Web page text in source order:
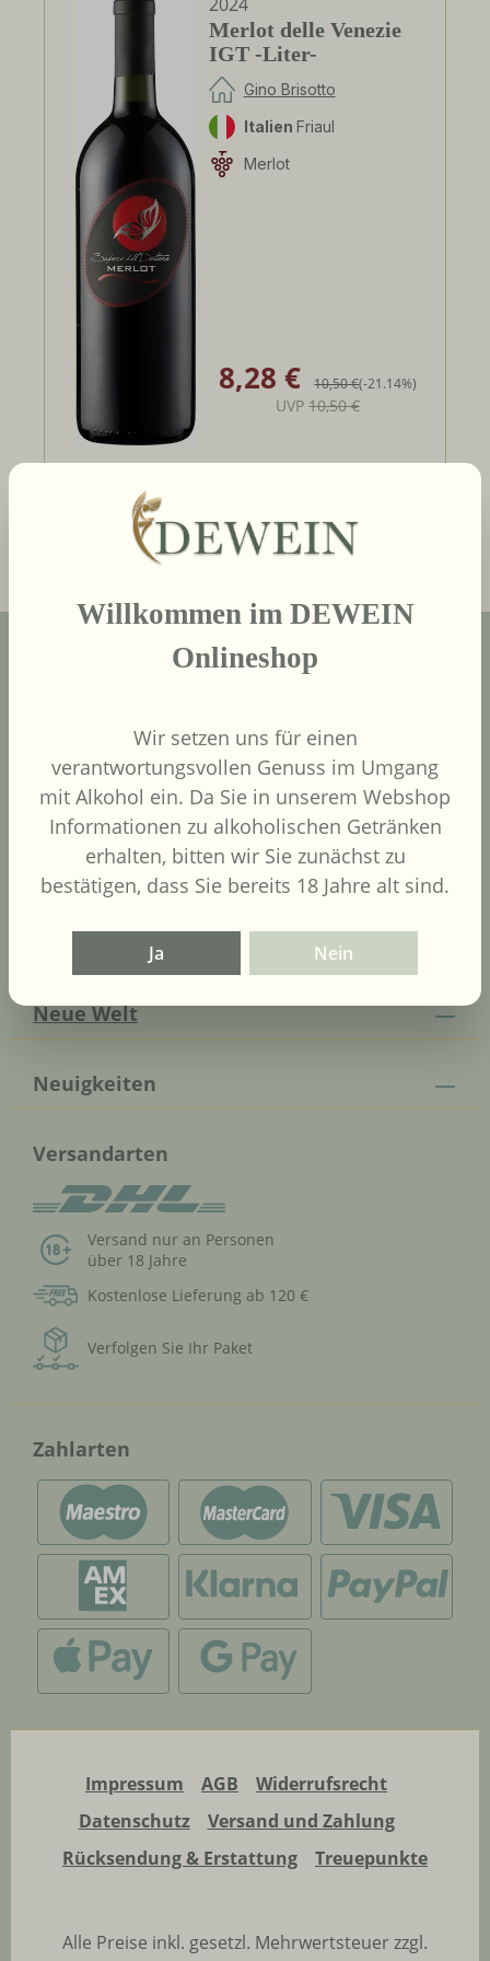
Merlot delle Venezie
IGT -Liter-
Gino Brisotto
Italien Friaul
Merlot
Verkaufspreis:
8,28 € Regulärer Preis:
10,50 €(-21.14%)
UVP10,50 €
Kontaktiere uns
Weine
Neue Welt
Neuigkeiten
Versandarten
Versand nur an Personen
über 18 Jahre
Kostenlose Lieferung ab 120 €
Verfolgen Sie Ihr Paket
Zahlarten
Impressum AGB
Widerrufsrecht
Datenschutz
Versand und Zahlung
Rücksendung & Erstattung
Treuepunkte
Alle Preise inkl. gesetzl. Mehrwertsteuer zzgl.
Willkommen im DEWEIN
Onlineshop
Wir setzen uns für einen
verantwortungsvollen Genuss im Umgang
mit Alkohol ein. Da Sie in unserem Webshop
Informationen zu alkoholischen Getränken
erhalten, bitten wir Sie zunächst zu
bestätigen, dass Sie bereits 18 Jahre alt sind.
Ja Nein